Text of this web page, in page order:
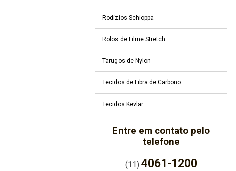
Rodízios Schioppa
Rolos de Filme Stretch
Tarugos de Nylon
Tecidos de Fibra de Carbono
Tecidos Kevlar
Entre em contato pelo
telefone
(11)4061-1200